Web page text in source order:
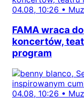
04.08, 10:26 •
FAMA wraca
koncertów,
program
04.08, 10:26 •